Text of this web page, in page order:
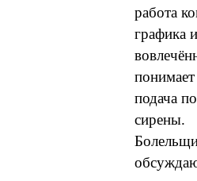
работа
графика
подача
сирены.